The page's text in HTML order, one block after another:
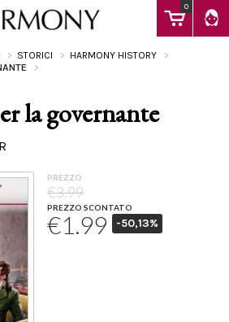
0
STORICI
HARMONY HISTORY
la governante
PREZZO
€3.99
PREZZO SCONTATO
€1.99 -50,13%